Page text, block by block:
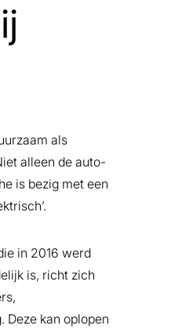
als
alleen de auto-
is bezig met een
in 2016 werd
is, richt zich
Deze kan oplopen